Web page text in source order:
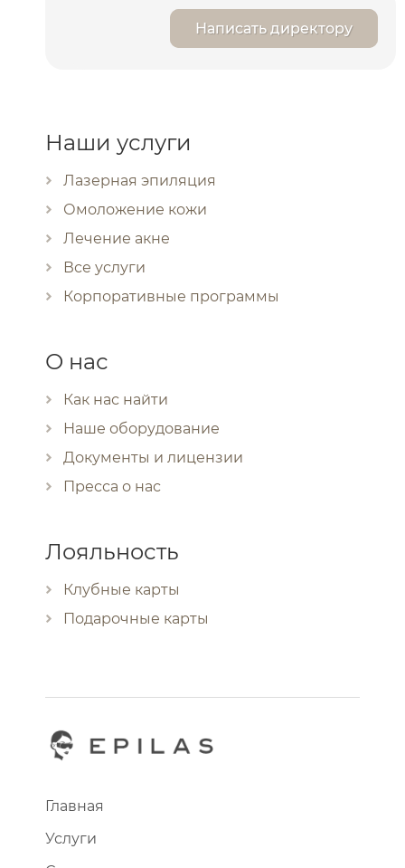
Написать директору
Наши услуги
Лазерная эпиляция
Омоложение кожи
Лечение акне
Все услуги
Корпоративные программы
О нас
Как нас найти
Наше оборудование
Документы и лицензии
Пресса о нас
Лояльность
Клубные карты
Подарочные карты
Главная
Услуги